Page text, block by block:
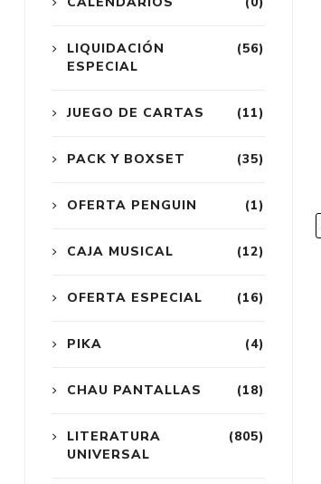
(56)
LIQUIDACIÓN
ESPECIAL
(11)
JUEGO DE CARTAS
(35)
PACK Y BOXSET
(1)
OFERTA PENGUIN
(12)
CAJA MUSICAL
(16)
OFERTA ESPECIAL
(4)
PIKA
(18)
CHAU PANTALLAS
(805)
LITERATURA
UNIVERSAL